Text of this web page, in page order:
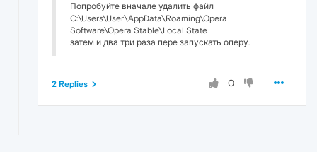
Попробуйте вначале удалить файл
C:\Users\User\AppData\Roaming\Opera
Software\Opera Stable\Local State
затем и два три раза пере запускать оперу.
0
2 Replies